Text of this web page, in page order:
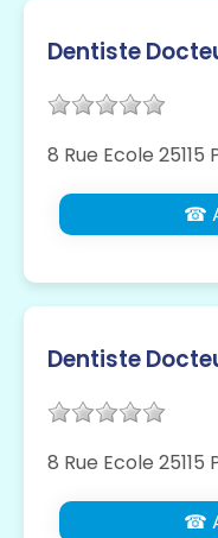
Dentiste
8 Rue Ecole 25115
☎
Dentiste
8 Rue Ecole 25115
☎